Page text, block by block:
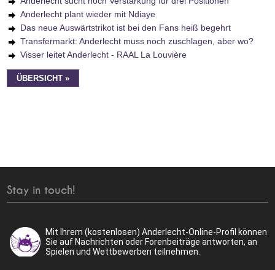
Anderlecht plant wieder mit Ndiaye
Das neue Auswärtstrikot ist bei den Fans heiß begehrt
Transfermarkt: Anderlecht muss noch zuschlagen, aber wo?
Visser leitet Anderlecht - RAAL La Louvière
ÜBERSICHT »
Stay in touch!
Mit Ihrem (kostenlosen) Anderlecht-Online-Profil können
Sie auf Nachrichten oder Forenbeiträge antworten, an
Spielen und Wettbewerben teilnehmen.